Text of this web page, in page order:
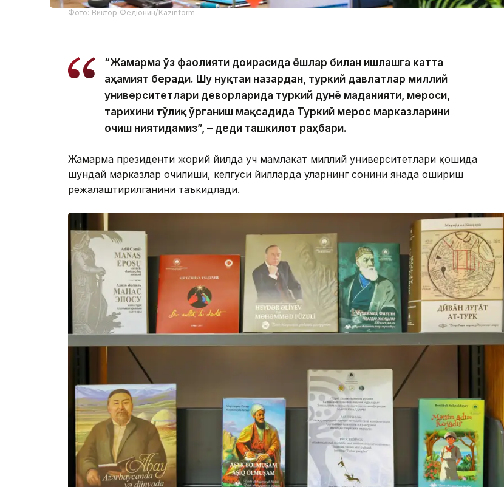
Фото: Виктор Федюнин/Kazinform
“Жамғарма ўз фаолияти доирасида ёшлар билан ишлашга катта
аҳамият беради. Шу нуқтаи назардан, туркий давлатлар миллий
университетлари деворларида туркий дунё маданияти, мероси,
тарихини тўлиқ ўрганиш мақсадида Туркий мерос марказларини
очиш ниятидамиз”, – деди ташкилот раҳбари.
Жамғарма президенти жорий йилда уч мамлакат миллий университетлари қошида
шундай марказлар очилиши, келгуси йилларда уларнинг сонини янада ошириш
режалаштирилганини таъкидлади.